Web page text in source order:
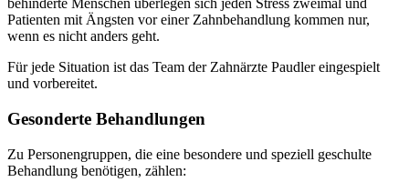
behinderte Menschen überlegen sich jeden Stress zweimal und
Patienten mit Ängsten vor einer Zahnbehandlung kommen nur,
wenn es nicht anders geht.
Für jede Situation ist das Team der Zahnärzte Paudler eingespielt
und vorbereitet.
Gesonderte Behandlungen
Zu Personengruppen, die eine besondere und speziell geschulte
Behandlung benötigen, zählen: